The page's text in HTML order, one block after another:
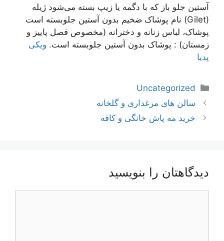
آستین جلو باز که با دگمه یا زیپ بسته می‌شود ژیله
(Gilet) نام پوشاک ضخیم بدون آستین جلوبسته است
پوشاک، لباس زنانه و دخترانه (مخصوص فصل پاییز و
زمستان) : پوشاک بدون آستین جلوبسته است. ویکی
پدیا
دسته‌ها
Uncategorized
ناوبری
نوشته‌ها
سالن های مرغداری و گلخانه
خرید مه پاش خانگی و کافه
دیدگاهتان را بنویسید